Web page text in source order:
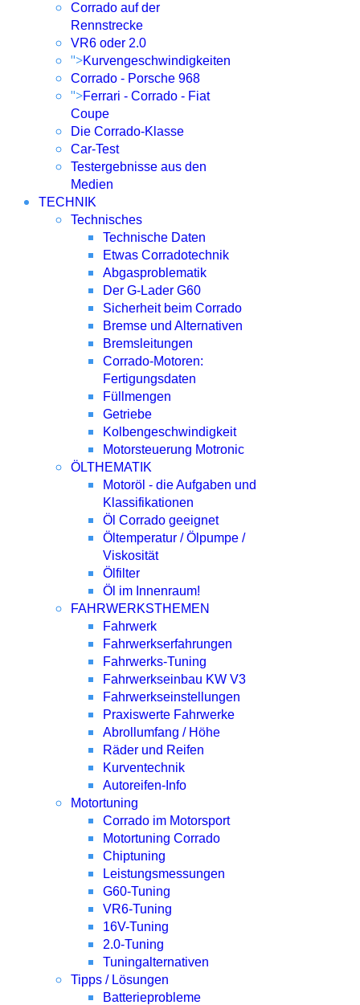
Corrado auf der
Rennstrecke
VR6 oder 2.0
">Kurvengeschwindigkeiten
Corrado - Porsche 968
">Ferrari - Corrado - Fiat
Coupe
Die Corrado-Klasse
Car-Test
Testergebnisse aus den
Medien
TECHNIK
Technisches
Technische Daten
Etwas Corradotechnik
Abgasproblematik
Der G-Lader G60
Sicherheit beim Corrado
Bremse und Alternativen
Bremsleitungen
Corrado-Motoren:
Fertigungsdaten
Füllmengen
Getriebe
Kolbengeschwindigkeit
Motorsteuerung Motronic
ÖLTHEMATIK
Motoröl - die Aufgaben und
Klassifikationen
Öl Corrado geeignet
Öltemperatur / Ölpumpe /
Viskosität
Ölfilter
Öl im Innenraum!
FAHRWERKSTHEMEN
Fahrwerk
Fahrwerkserfahrungen
Fahrwerks-Tuning
Fahrwerkseinbau KW V3
Fahrwerkseinstellungen
Praxiswerte Fahrwerke
Abrollumfang / Höhe
Räder und Reifen
Kurventechnik
Autoreifen-Info
Motortuning
Corrado im Motorsport
Motortuning Corrado
Chiptuning
Leistungsmessungen
G60-Tuning
VR6-Tuning
16V-Tuning
2.0-Tuning
Tuningalternativen
Tipps / Lösungen
Batterieprobleme